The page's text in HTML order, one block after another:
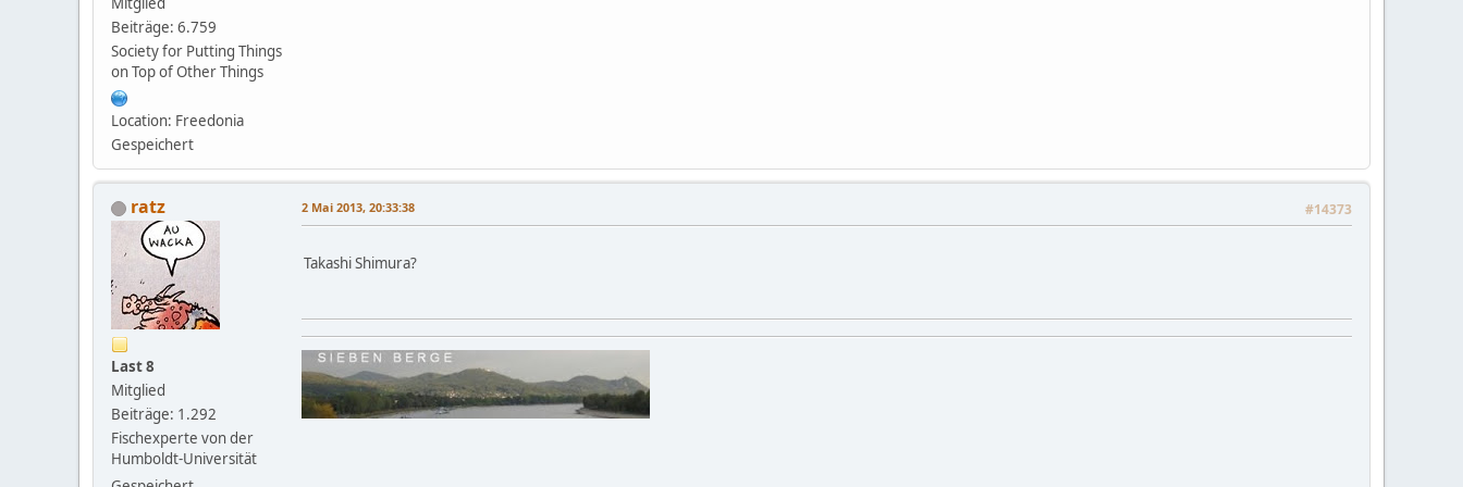
Beiträge: 6.759
Society for Putting Things
on Top of Other Things
Location: Freedonia
Gespeichert
ratz
Last 8
Mitglied
Beiträge: 1.292
Fischexperte von der
Humboldt-Universität
2 Mai 2013, 20:33:38 #14373
Takashi Shimura?